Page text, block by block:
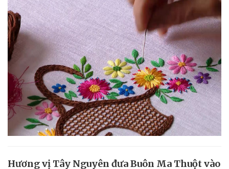
Hương vị Tây Nguyên đưa Buôn Ma Thuột vào